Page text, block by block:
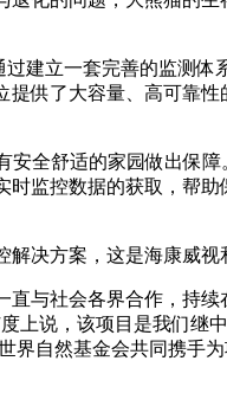
建立一套完善的监测
供了大容量、高可靠
全舒适的家园做出保
监控数据的获取，帮
决方案，这是海康威视
与社会各界合作，持
上说，该项目是我们继
自然基金会共同携手